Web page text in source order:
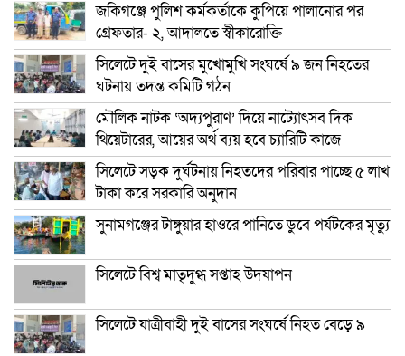
জকিগঞ্জে পুলিশ কর্মকর্তাকে কুপিয়ে পালানোর পর
গ্রেফতার- ২, আদালতে স্বীকারোক্তি
সিলেটে দুই বাসের মুখোমুখি সংঘর্ষে ৯ জন নিহতের
ঘটনায় তদন্ত কমিটি গঠন
মৌলিক নাটক ‘অদ্যপুরাণ’ দিয়ে নাট্যোৎসব দিক
থিয়েটারের, আয়ের অর্থ ব্যয় হবে চ্যারিটি কাজে
সিলেটে সড়ক দুর্ঘটনায় নিহতদের পরিবার পাচ্ছে ৫ লাখ
টাকা করে সরকারি অনুদান
সুনামগঞ্জের টাঙ্গুয়ার হাওরে পানিতে ডুবে পর্যটকের মৃত্যু
সিলেটে বিশ্ব মাতৃদুগ্ধ সপ্তাহ উদযাপন
সিলেটে যাত্রীবাহী দুই বাসের সংঘর্ষে নিহত বেড়ে ৯